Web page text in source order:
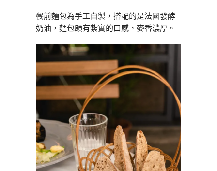
餐前麵包為手工自製，搭配的是法國發酵
奶油，麵包頗有紮實的口感，麥香濃厚。